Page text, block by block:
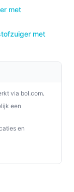
met
met
via bol.com.
een
en